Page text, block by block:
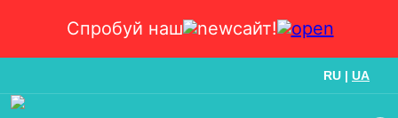
Спробуй наш сайт!
RU | UA